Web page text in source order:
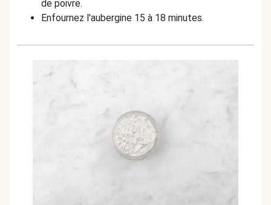
de poivre.
Enfournez l'aubergine 15 à 18 minutes.